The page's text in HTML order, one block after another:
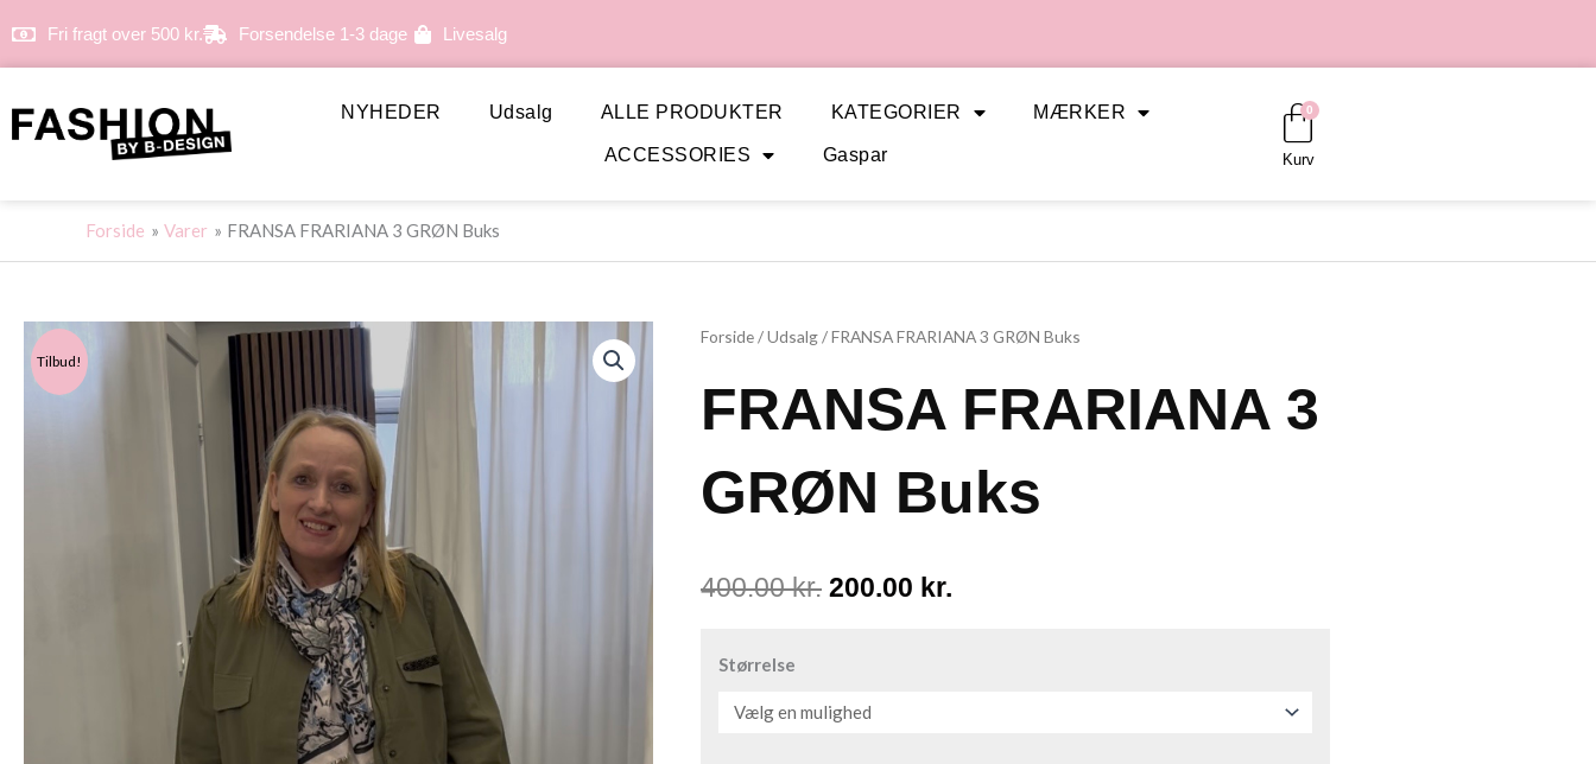
til
Fri fragt over 500 kr. Forsendelse 1-3 dage Livesalg
NYHEDER Udsalg ALLE PRODUKTER KATEGORIER MÆRKER
ACCESSORIES Gaspar
0
Kurv
Kurv
Forside Varer FRANSA FRARIANA 3 GRØN Buks
Tilbud!
Forside/Udsalg/ FRANSA FRARIANA 3 GRØN Buks
FRANSA FRARIANA 3
GRØN Buks
400.00kr. Den
var:
200.00 kr.
Størrelse
FRARIANA